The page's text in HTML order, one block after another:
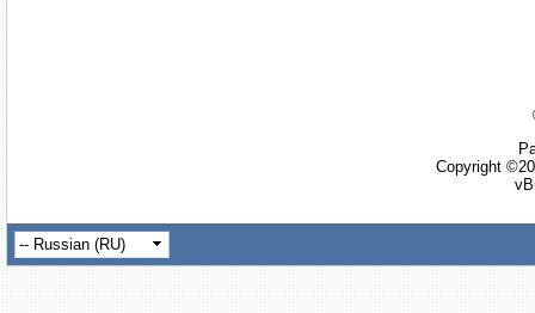
Copyright